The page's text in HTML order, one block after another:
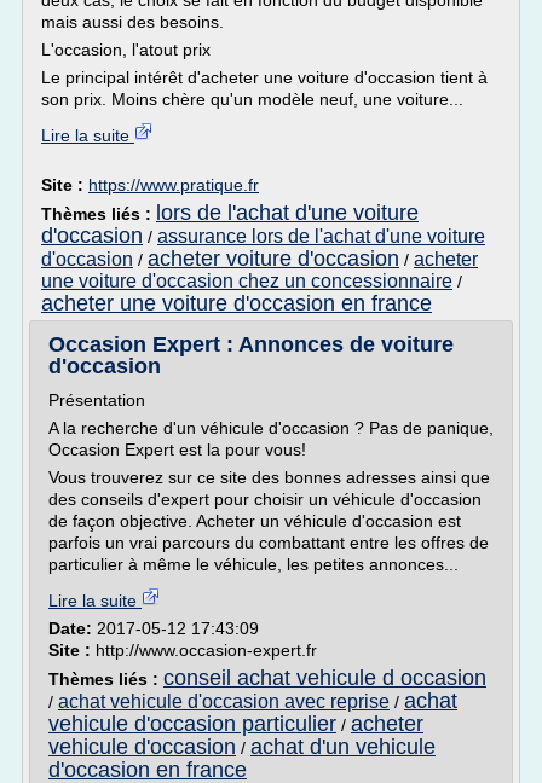
mais aussi des besoins.
L'occasion, l'atout prix
Le principal intérêt d'acheter une voiture d'occasion tient à
son prix. Moins chère qu'un modèle neuf, une voiture...
Lire la suite
Site : https://www.pratique.fr
Thèmes liés : lors de l'achat d'une voiture
d'occasion / assurance lors de l'achat d'une voiture
d'occasion / acheter voiture d'occasion / acheter
une voiture d'occasion chez un concessionnaire /
acheter une voiture d'occasion en france
Occasion Expert : Annonces de voiture
d'occasion
Présentation
A la recherche d'un véhicule d'occasion ? Pas de panique,
Occasion Expert est la pour vous!
Vous trouverez sur ce site des bonnes adresses ainsi que
des conseils d'expert pour choisir un véhicule d'occasion
de façon objective. Acheter un véhicule d'occasion est
parfois un vrai parcours du combattant entre les offres de
particulier à même le véhicule, les petites annonces...
Lire la suite
Date: 2017-05-12 17:43:09
Site : http://www.occasion-expert.fr
Thèmes liés : conseil achat vehicule d occasion
/ achat vehicule d'occasion avec reprise / achat
vehicule d'occasion particulier / acheter
vehicule d'occasion / achat d'un vehicule
d'occasion en france